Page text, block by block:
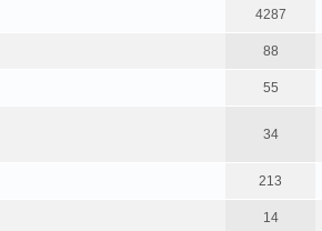
4287
88
55
34
213
14